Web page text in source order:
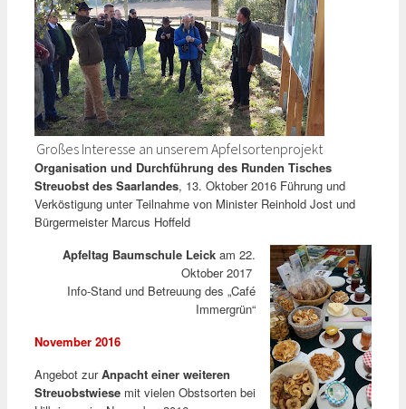
Großes Interesse an unserem Apfelsortenprojekt
Organisation und Durchführung des Runden Tisches
Streuobst des Saarlandes, 13. Oktober 2016 Führung und
Verköstigung unter Teilnahme von Minister Reinhold Jost und
Bürgermeister Marcus Hoffeld
Apfeltag Baumschule Leick am 22.
Oktober 2017
Info-Stand und Betreuung des „Café
Immergrün“
November 2016
Angebot zurAnpacht einer weiteren
Streuobstwiese mit vielen Obstsorten bei